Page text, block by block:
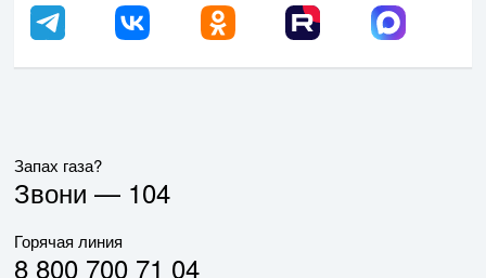
Запах газа?
Звони — 104
Горячая линия
8 800 700 71 04